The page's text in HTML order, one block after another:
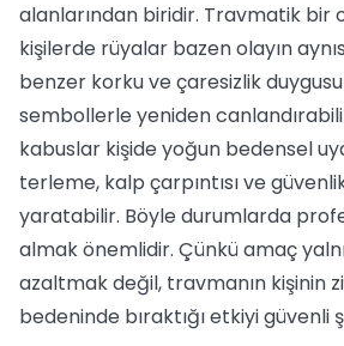
alanlarından biridir. Travmatik bir
kişilerde rüyalar bazen olayın
benzer korku ve çaresizlik
sembollerle yeniden
kabuslar kişide yoğun bedensel
terleme, kalp çarpıntısı ve
yaratabilir. Böyle durumlarda
almak önemlidir. Çünkü amaç
azaltmak değil, travmanın kişinin
bedeninde bıraktığı etkiyi güvenli